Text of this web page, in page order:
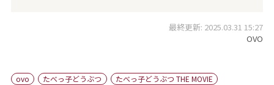
最終更新: 2025.03.31 15:27
OVO
ovo たべっ子どうぶつ
たべっ子どうぶつ THE MOVIE